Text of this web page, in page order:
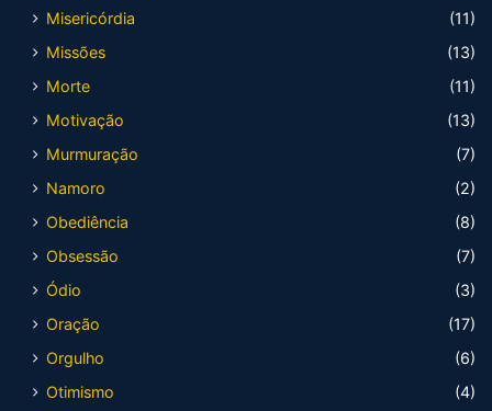
Misericórdia
(11)
Missões
(13)
Morte
(11)
Motivação
(13)
Murmuração
(7)
Namoro
(2)
Obediência
(8)
Obsessão
(7)
Ódio
(3)
Oração
(17)
Orgulho
(6)
Otimismo
(4)